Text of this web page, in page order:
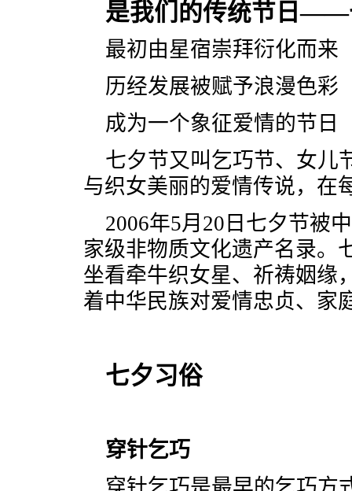
是我们的传统节日——
最初由星宿崇拜衍化而来
历经发展被赋予浪漫色彩
成为一个象征爱情的节日
七夕节又叫乞巧节、女儿
与织女美丽的爱情传说，在
2006年5月20日七夕节被
家级非物质文化遗产名录。
坐看牵牛织女星、祈祷姻缘
着中华民族对爱情忠贞、家
七夕习俗
穿针乞巧